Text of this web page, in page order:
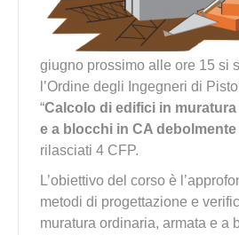
giugno prossimo alle ore 15 si
l’Ordine degli Ingegneri di
“Calcolo di edifici in
e a blocchi in CA debolmente
rilasciati 4 CFP.
L’obiettivo del corso è
metodi di progettazione e
muratura ordinaria, armata e a